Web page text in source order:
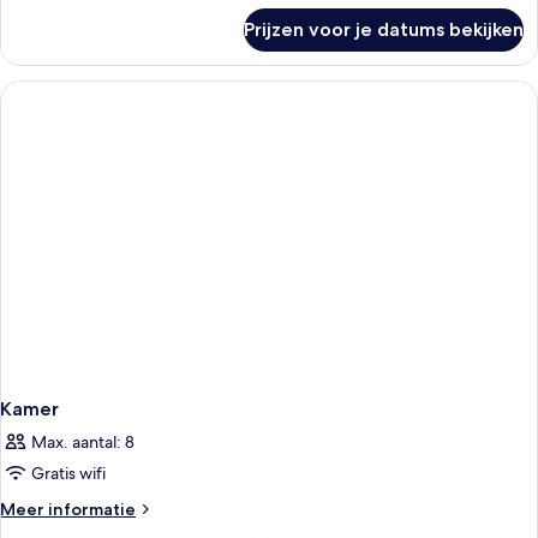
Prijzen voor je datums bekijken
Kamer
Max. aantal: 8
Gratis wifi
Meer informatie
Meer